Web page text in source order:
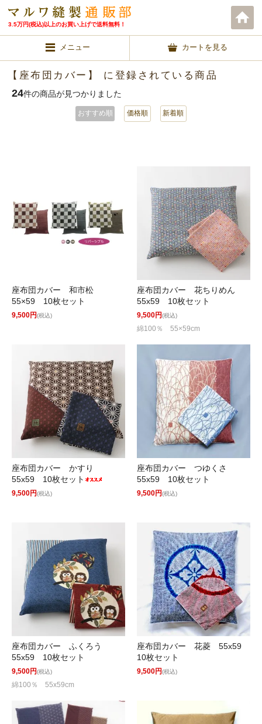
3.5万円(税込)以上のお買い上げで送料無料！
メニュー カートを見る
【座布団カバー】 に登録されている商品
24件の商品が見つかりました
おすすめ順 価格順 新着順
座布団カバー 和市松
55×59 10枚セット
9,500円(税込)
座布団カバー 花ちりめん
55x59 10枚セット
9,500円(税込)
綿100％ 55×59cm
座布団カバー かすり
55x59 10枚セット
9,500円(税込)
座布団カバー つゆくさ
55x59 10枚セット
9,500円(税込)
座布団カバー ふくろう
55x59 10枚セット
9,500円(税込)
綿100％ 55x59cm
座布団カバー 花菱 55x59
10枚セット
9,500円(税込)